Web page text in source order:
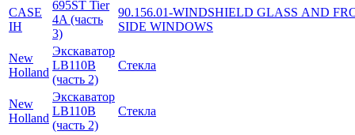
CASE
IH
695ST Tier
4A (часть
3)
90.156.01-WINDSHIELD GLASS AND
SIDE WINDOWS
New
Holland
Экскаватор
LB110B
(часть 2)
Стекла
New
Holland
Экскаватор
LB110B
(часть 2)
Стекла